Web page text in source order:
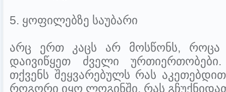
5. ყოფილებზე საუბარი
არც ერთ კაცს არ მოსწონს, როცა
დაივიწყეთ ძველი
თქვენს შეყვარებულს რას
როგორი იყო ლოგინში, რას